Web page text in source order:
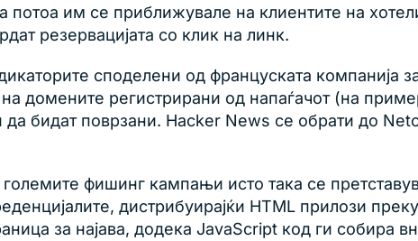
потоа им се приближувале на клиентите на
резервацијата со клик на линк.
споделени од француската компанија
домените регистрирани од напаѓачот (на
да бидат поврзани. Hacker News се обрати до
фишинг кампањи исто така се
дистрибуирајќи HTML прилози
за најава, додека JavaScript код ги собира